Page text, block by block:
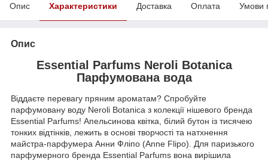
Опис Характеристики Доставка Оплата Умови
Опис
Essential Parfums Neroli Botanica
Парфумована вода
Віддаєте перевагу пряним ароматам? Спробуйте
парфумовану воду Neroli Botanica з колекції нішевого бренда
Essential Parfums! Апельсинова квітка, білий бутон із тисячею
тонких відтінків, лежить в основі творчості та натхнення
майстра-парфумера Анни Фліпо (Anne Flipo). Для паризького
парфумерного бренда Essential Parfums вона вирішила